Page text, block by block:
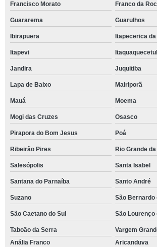
Francisco Morato Franco da
Guararema Guarulhos
Ibirapuera Itapecerica
Itapevi
Jandira Juquitiba
Lapa de Baixo Mairiporã
Mauá Moema
Mogi das Cruzes Osasco
Pirapora do Bom Jesus Poá
Ribeirão Pires Rio Grande
Salesópolis Santa Isabel
Santana do Parnaíba Santo André
Suzano São Bernardo
São Caetano do Sul São Lourenço
Taboão da Serra
Vargem
Anália Franco
Aricanduva